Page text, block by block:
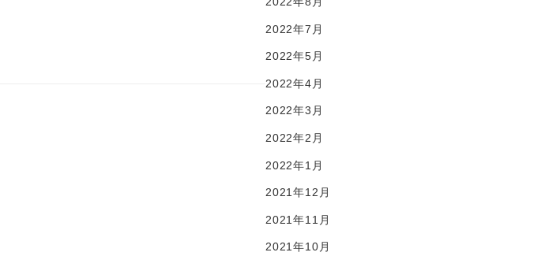
2022年7月
2022年5月
2022年4月
2022年3月
2022年2月
2022年1月
2021年12月
2021年11月
2021年10月